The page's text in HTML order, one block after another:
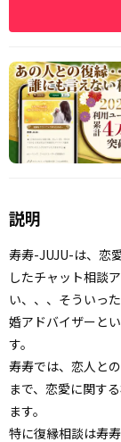
説明
寿寿-JUJU-は、恋
したチャット相談
い、、、そういっ
婚アドバイザーと
す。
寿寿では、恋人と
まで、恋愛に関す
ます。
特に復縁相談は寿